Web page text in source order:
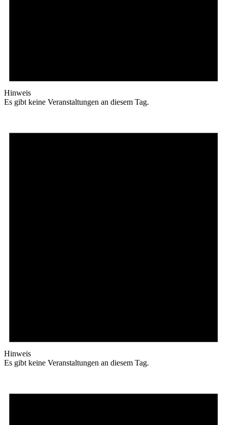
Hinweis
Es gibt keine Veranstaltungen an diesem Tag.
Hinweis
Es gibt keine Veranstaltungen an diesem Tag.